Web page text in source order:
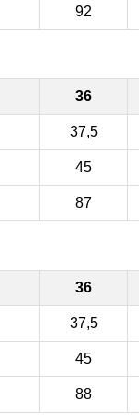
92
36
37,5
45
87
36
37,5
45
88